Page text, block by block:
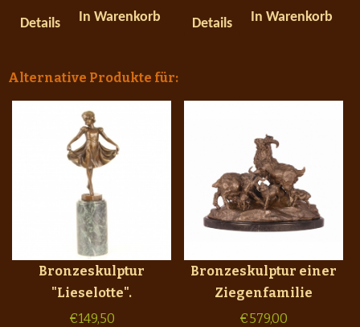
Details In Warenkorb Details In Warenkorb
Alternative Produkte für:
Bronzeskulptur
"Lieselotte".
€149,50
Bronzeskulptur einer
Ziegenfamilie
€579,00